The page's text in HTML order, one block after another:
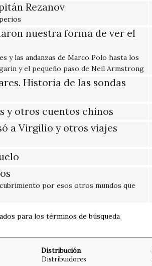
Rezanov
nuestra forma de ver el
y las andanzas de Marco Polo hasta los
y el pequeño paso de Neil Armstrong
Historia de las sondas
y otros cuentos chinos
a Virgilio y otros viajes
por esos otros mundos que
para los términos de búsqueda
Distribución
Distribuidores